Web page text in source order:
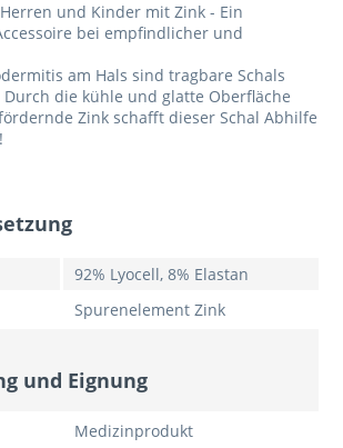
und Kinder mit Zink - Ein
bei empfindlicher und
am Hals sind tragbare Schals
die kühle und glatte Oberfläche
Zink schafft dieser Schal Abhilfe
92% Lyocell, 8% Elastan
Spurenelement Zink
und Eignung
Medizinprodukt